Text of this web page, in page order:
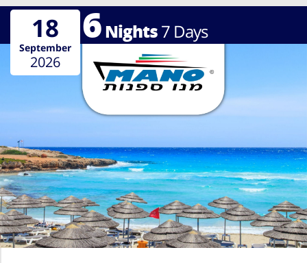
6Nights7 Days
18
September
2026